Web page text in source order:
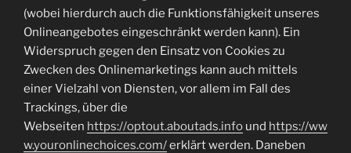
(wobei hierdurch auch die Funktionsfähigkeit unseres
Onlineangebotes eingeschränkt werden kann). Ein
Widerspruch gegen den Einsatz von Cookies zu
Zwecken des Onlinemarketings kann auch mittels
einer Vielzahl von Diensten, vor allem im Fall des
Trackings, über die
Webseiten https://optout.aboutads.info und https://ww
w.youronlinechoices.com/erklärt werden. Daneben